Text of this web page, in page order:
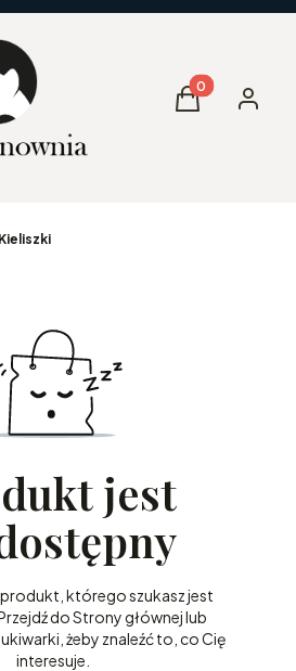
Produkty w
Koszyk
Kieliszki
jest
którego szukasz jest
do Strony głównej lub
żeby znaleźć to, co Cię
interesuje.